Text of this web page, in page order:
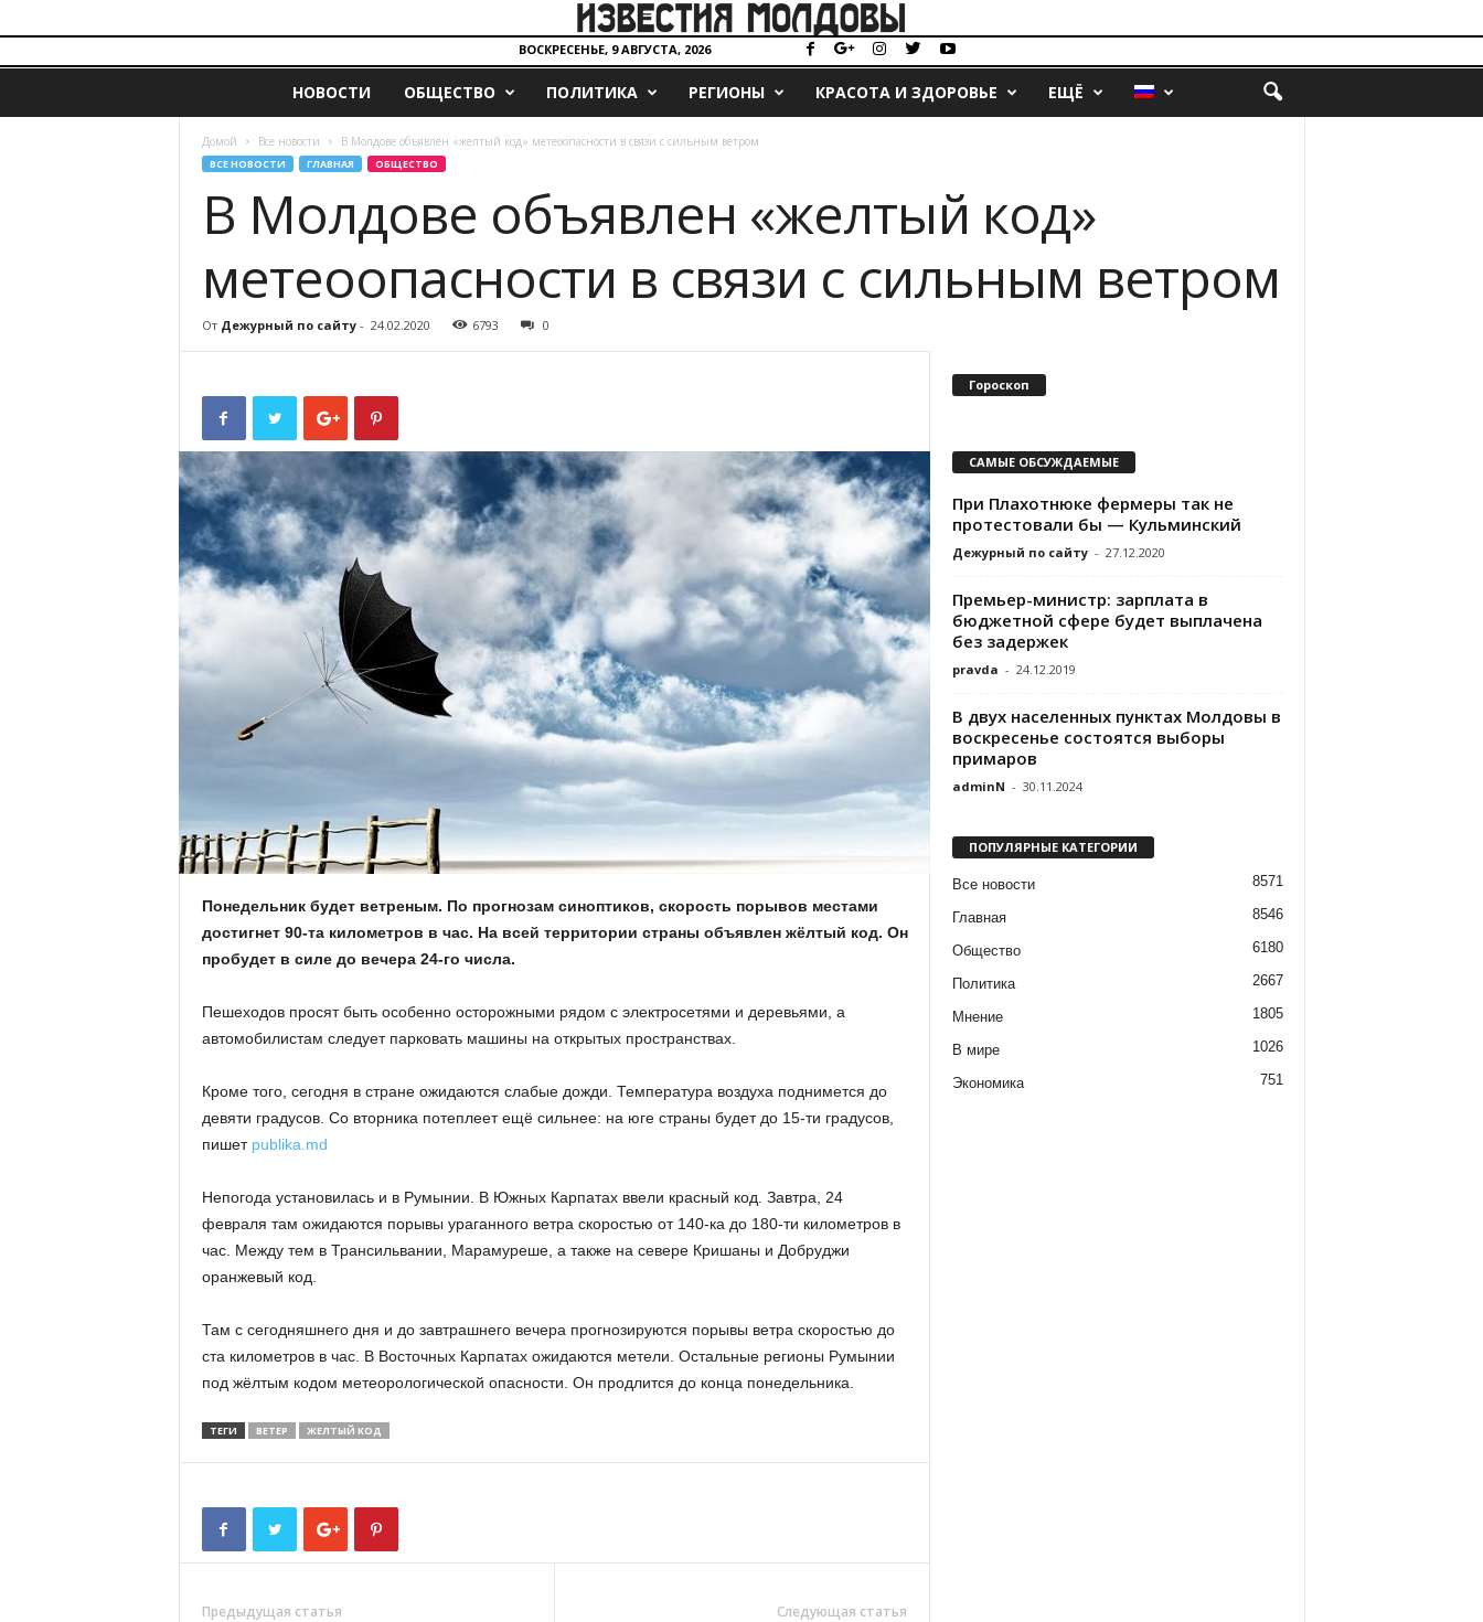
z
e
ВОСКРЕСЕНЬЕ, 9 АВГУСТА, 2026
НОВОСТИ ОБЩЕСТВО ПОЛИТИКА РЕГИОНЫ КРАСОТА И ЗДОРОВЬЕ ЕЩЁ
Домой Все новости В Молдове объявлен «желтый код» метеоопасности в связи с сильным ветром
ВСЕ НОВОСТИ ГЛАВНАЯ ОБЩЕСТВО
В Молдове объявлен «желтый код»
метеоопасности в связи с сильным ветром
От Дежурный по сайту- 24.02.2020 6793 0
Понедельник будет ветреным. По прогнозам синоптиков, скорость порывов местами
достигнет 90-та километров в час. На всей территории страны объявлен жёлтый код. Он
пробудет в силе до вечера 24-го числа.
Пешеходов просят быть особенно осторожными рядом с электросетями и деревьями, а
автомобилистам следует парковать машины на открытых пространствах.
Кроме того, сегодня в стране ожидаются слабые дожди. Температура воздуха поднимется до
девяти градусов. Со вторника потеплеет ещё сильнее: на юге страны будет до 15-ти градусов,
пишет publika.md
Непогода установилась и в Румынии . В Южных Карпатахввели красный код. Завтра, 24
февраля там ожидаются порывы ураганного ветра скоростью от 140-ка до 180-ти километров в
час. Между тем в Трансильвании Марамуреше, а также на севере Кришаны и Добруджи
оранжевый код.
Там с сегодняшнего дня и до завтрашнего вечера прогнозируются порывы ветра скоростью до
ста километров в час. В Восточных Карпатах ожидаются метели. Остальные регионы Румынии
под жёлтым кодом метеорологической опасности. Он продлится до конца понедельника.
ТЕГИ ВЕТЕР ЖЕЛТЫЙ КОД
Предыдущая статья Следующая статья
Гороскоп
САМЫЕ ОБСУЖДАЕМЫЕ
При Плахотнюке фермеры так не
протестовали бы — Кульминский
Дежурный по сайту - 27.12.2020
Премьер-министр: зарплата в
бюджетной сфере будет выплачена
без задержек
pravda - 24.12.2019
В двух населенных пунктах Молдовы в
воскресенье состоятся выборы
примаров
adminN - 30.11.2024
ПОПУЛЯРНЫЕ КАТЕГОРИИ
Все новости 8571
Главная 8546
Общество 6180
Политика 2667
Мнение 1805
В мире 1026
Экономика 751